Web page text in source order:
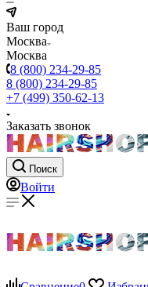
Ваш город
Москва
Москва
8 (800) 234-29-85
8 (800) 234-29-85
+7 (499) 350-62-13
Заказать звонок
Поиск
Войти